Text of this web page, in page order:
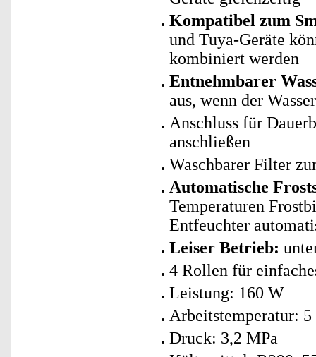
Kompatibel zum
und Tuya-Geräte
kombiniert werden
Entnehmbarer
aus, wenn der
Anschluss für
anschließen
Waschbarer Filter
Automatische
Temperaturen
Entfeuchter
Leiser Betrieb:
4 Rollen für
Leistung: 160 W
Arbeitstemperatur: 5
Druck: 3,2 MPa